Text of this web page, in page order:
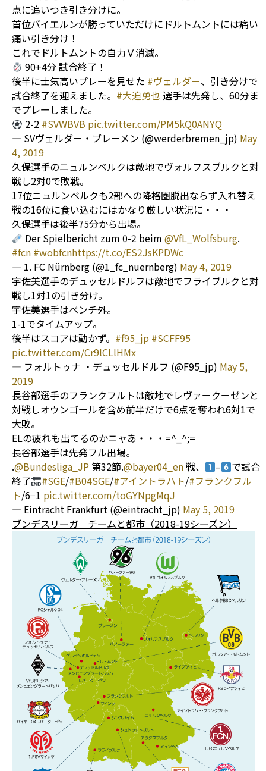
点に追いつき引き分けに。
首位バイエルンが勝っていただけにドルトムントには痛い
痛い引き分け！
これでドルトムントの自力Ｖ消滅。
90+4分 試合終了！
後半に士気高いプレーを見せた #ヴェルダー、引き分けで
試合終了を迎えました。 #大迫勇也 選手は先発し、60分ま
でプレーしました。
2-2 #SVWBVB pic.twitter.com/PM5kQ0ANYQ
— SVヴェルダー・ブレーメン (@werderbremen_jp) May
4, 2019
久保選手のニュルンベルクは敵地でヴォルフスブルクと対
戦し2対0で敗戦。
17位ニュルンベルクも2部への降格圏脱出ならず入れ替え
戦の16位に食い込むにはかなり厳しい状況に・・・
久保選手は後半75分から出場。
Der Spielbericht zum 0-2 beim@VfL_Wolfsburg.
#fcn #wobfcnhttps://t.co/ES2JsKPDWc
— 1. FC Nürnberg (@1_fc_nuernberg) May 4, 2019
宇佐美選手のデュッセルドルフは敵地でフライブルクと対
戦し1対1の引き分け。
宇佐美選手はベンチ外。
1-1でタイムアップ。
後半はスコアは動かず。 #f95_jp #SCFF95
pic.twitter.com/Cr9lCLlHMx
— フォルトゥナ ・デュッセルドルフ (@F95_jp) May 5,
2019
長谷部選手のフランクフルトは敵地でレヴァークーゼンと
対戦しオウンゴールを含め前半だけで6点を奪われ6対1で
大敗。
ELの疲れも出てるのかニャあ・・・=^_^;=
長谷部選手は先発フル出場。
.@Bundesliga_JP第32節.@bayer04_en戦、 –
で試合
終了
#SGE/#B04SGE/#アイントラハト/#フランクフル
ト/6−1 pic.twitter.com/toGYNpgMqJ
— Eintracht Frankfurt (@eintracht_jp) May 5, 2019
ブンデスリーガ チームと都市（2018-19シーズン）